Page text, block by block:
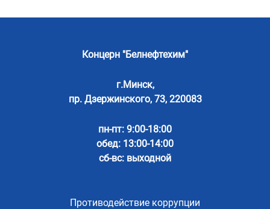
Концерн "Белнефтехим"
г.Минск,
пр. Дзержинского, 73, 220083
пн-пт: 9:00-18:00
обед: 13:00-14:00
сб-вс: выходной
Противодействие коррупции